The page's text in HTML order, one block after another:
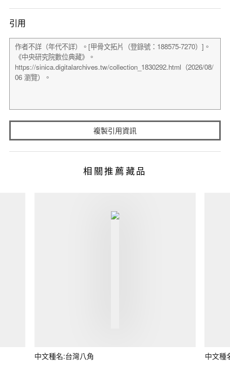
引用
複製引用資訊
相關推薦藏品
中文種名:台灣八角 中文種